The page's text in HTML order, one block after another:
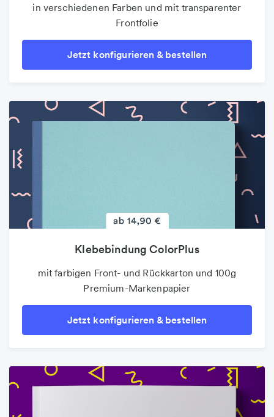
in verschiedenen Farben und mit transparenter
Frontfolie
Jetzt konfigurieren & bestellen
Klebebindung ColorPlus
mit farbigen Front- und Rückkarton und 100g
Premium-Markenpapier
Jetzt konfigurieren & bestellen